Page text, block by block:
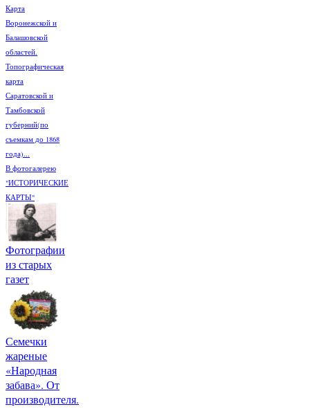
Карта
Воронежской и
Балашовской
областей.
Топографическая
карта
Саратовской и
Тамбовской
губерний(по
съемкам до 1868
года)...
В фотогалерею
"ИСТОРИЧЕСКИЕ
КАРТЫ"
Фотографии
из старых
газет
Семечки
жареные
«Народная
забава». От
производителя.